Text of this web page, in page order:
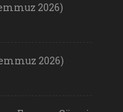
2026)
2026)